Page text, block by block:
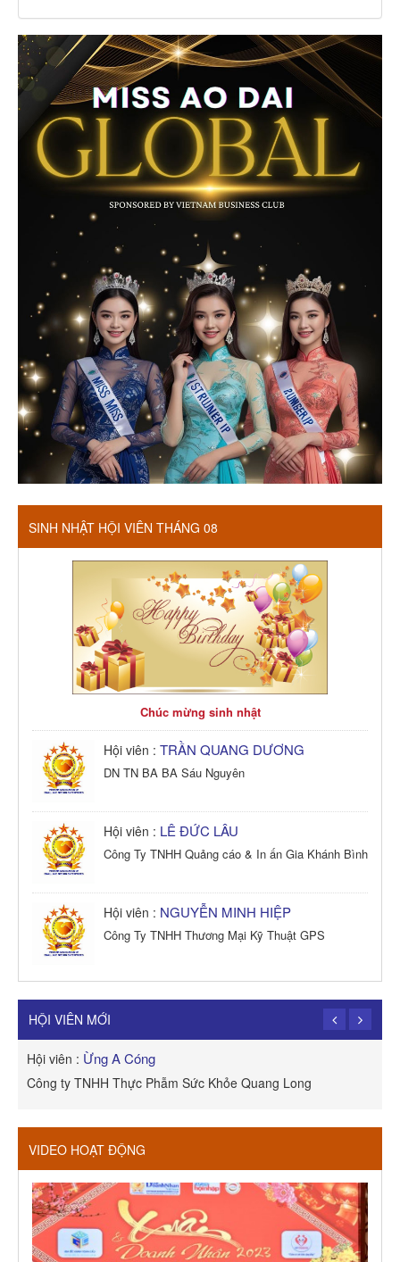
SINH NHẬT HỘI VIÊN THÁNG 08
Chúc mừng sinh nhật
Hội viên : TRẦN QUANG DƯƠNG
DN TN BA BA Sáu Nguyên
Hội viên : LÊ ĐỨC LÂU
Công Ty TNHH Quảng cáo & In ấn Gia Khánh Bình
Hội viên : NGUYỄN MINH HIỆP
Công Ty TNHH Thương Mại Kỹ Thuật GPS
Công Ty TNHH Dịch vụ Cuộc Sống Hạnh Phúc
HỘI VIÊN MỚI
Hội viên : Ừng A Cóng
Công ty TNHH Thực Phẫm Sức Khỏe Quang Long
VIDEO HOẠT ĐỘNG